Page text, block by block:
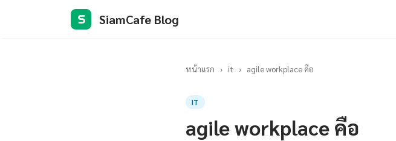
S SiamCafe Blog
หน้าแรก › it › agile workplace คือ
IT
agile workplace คือ